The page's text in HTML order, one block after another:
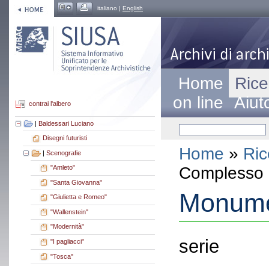
italiano | English
contrai l'albero
| Baldessari Luciano
Disegni futuristi
| Scenografie
"Amleto"
"Santa Giovanna"
"Giulietta e Romeo"
"Wallenstein"
"Modernità"
"I pagliacci"
"Tosca"
Home
on line
Home »
serie